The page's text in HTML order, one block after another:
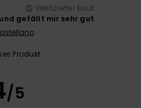
Verifizierter Kauf
gefällt mir sehr gut
Produkt
/5